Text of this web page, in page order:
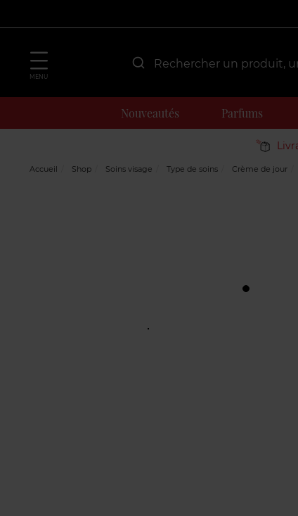
MENU
Nouveautés Parfums
Accueil Shop Soins visage Type de soins Crème de jour